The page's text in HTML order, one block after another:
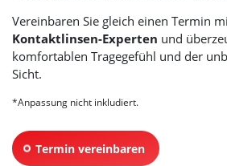
Vereinbaren Sie gleich einen Termin
Kontaktlinsen-Experten und
komfortablen Tragegefühl und der
Sicht.
*Anpassung nicht inkludiert.
Termin vereinbaren